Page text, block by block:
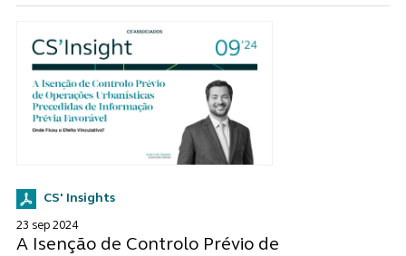
CS' Insights
23 sep 2024
A Isenção de Controlo Prévio de